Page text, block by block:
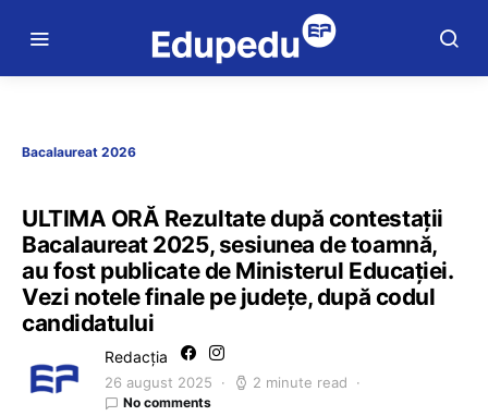
Bacalaureat 2026
ULTIMA ORĂ Rezultate după contestații
Bacalaureat 2025, sesiunea de toamnă,
au fost publicate de Ministerul Educației.
Vezi notele finale pe județe, după codul
candidatului
Redacția
26 august 2025 2 minute read
No comments